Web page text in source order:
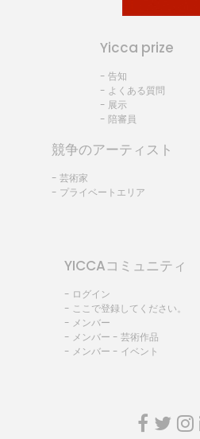
Yicca prize
- 告知
- よくある質問
- 展示
- 陪審員
競争のアーティスト
- 芸術家
- プライベートエリア
YICCAコミュニティ
- ログイン
- ここで登録してください。
- メンバー
- メンバー - 芸術作品
- メンバー - イベント